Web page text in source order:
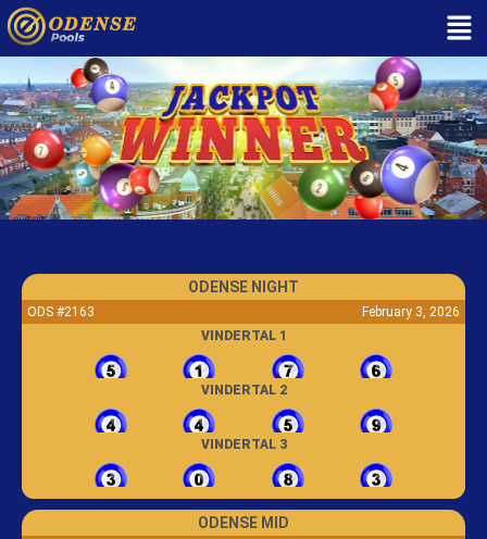
ODENSE NIGHT
ODS #2163
February 3, 2026
VINDERTAL 1
VINDERTAL 2
VINDERTAL 3
ODENSE MID